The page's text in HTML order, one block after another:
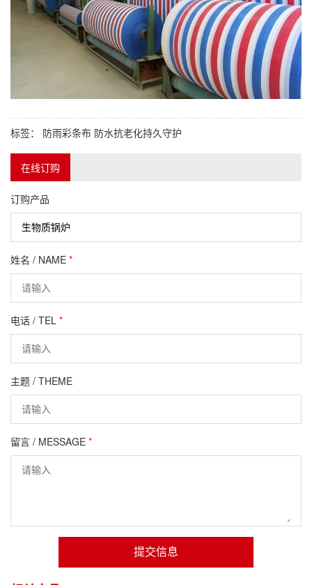
标签： 防雨彩条布 防水抗老化持久守护
在线订购
订购产品
姓名 / NAME *
电话 / TEL *
主题 / THEME
留言 / MESSAGE *
提交信息